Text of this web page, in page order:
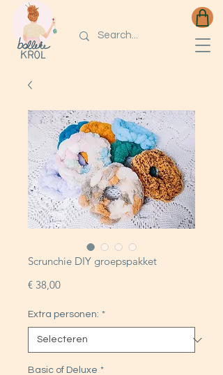
Scrunchie DIY groepspakket
€ 38,00Prijs
Extra personen: *
Basic of Deluxe *